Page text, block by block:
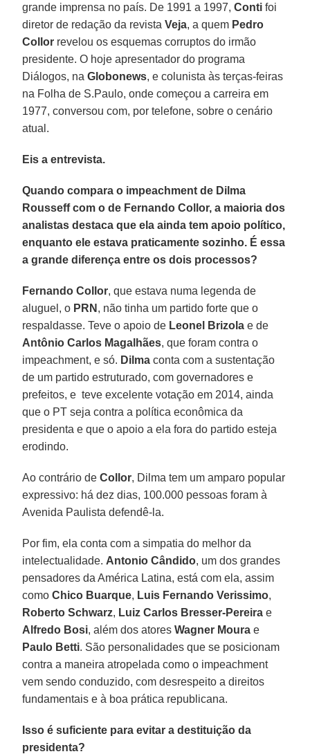
grande imprensa no país. De 1991 a 1997,Conti foi
diretor de redação da revistaVeja, a quem Pedro
Collor revelou os esquemas corruptos do irmão
presidente. O hoje apresentador do programa
Diálogos, naGlobonews, e colunista às terças-feiras
na Folha de S.Paulo, onde começou a carreira em
1977, conversou com, por telefone, sobre o cenário
atual.
Eis a entrevista.
Quando compara o impeachment de Dilma
Rousseff com o de Fernando Collor, a maioria dos
analistas destaca que ela ainda tem apoio político,
enquanto ele estava praticamente sozinho. É essa
a grande diferença entre os dois processos?
Fernando Collor, que estava numa legenda de
aluguel, o PRN , não tinha um partido forte que o
respaldasse. Teve o apoio de Leonel Brizola e de
Antônio Carlos Magalhães, que foram contra o
impeachment, e só. Dilma conta com a sustentação
de um partido estruturado, com governadores e
prefeitos, e teve excelente votação em 2014, ainda
que o PT seja contra a política econômica da
presidenta e que o apoio a ela fora do partido esteja
erodindo.
Ao contrário deCollor, Dilma tem um amparo popular
expressivo: há dez dias, 100.000 pessoas foram à
Avenida Paulista defendê-la.
Por fim, ela conta com a simpatia do melhor da
intelectualidade. Antonio Cândido, um dos grandes
pensadores da América Latina, está com ela, assim
comoChico Buarque, Luis Fernando Verissimo,
Roberto Schwarz, Luiz Carlos Bresser-Pereira e
Alfredo Bosi, além dos atoresWagner Moura e
Paulo Betti. São personalidades que se posicionam
contra a maneira atropelada como o impeachment
vem sendo conduzido, com desrespeito a direitos
fundamentais e à boa prática republicana.
Isso é suficiente para evitar a destituição da
presidenta?